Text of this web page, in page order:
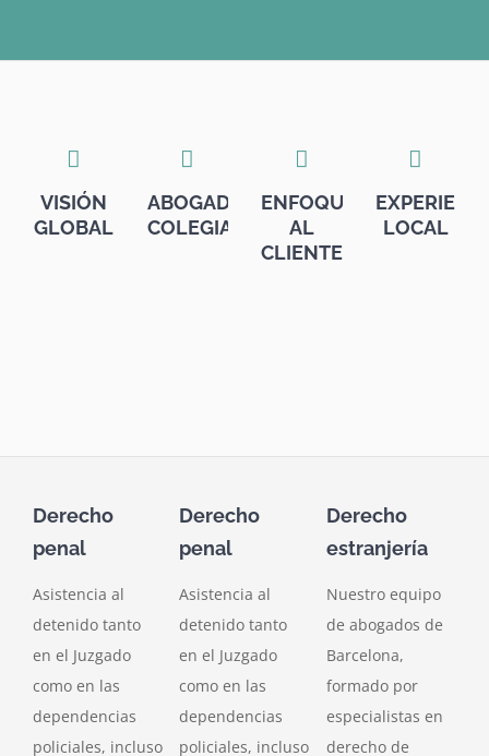
VISIÓN
GLOBAL
ABOGADOS
COLEGIADOS
ENFOQUE
AL
CLIENTE
LOCAL
Derecho
penal
Asistencia al
detenido tanto
en el Juzgado
como en las
dependencias
policiales, incluso
Derecho
penal
Asistencia al
detenido tanto
en el Juzgado
como en las
dependencias
policiales, incluso
Derecho
estranjería
Nuestro equipo
de abogados de
Barcelona,
formado por
especialistas en
derecho de